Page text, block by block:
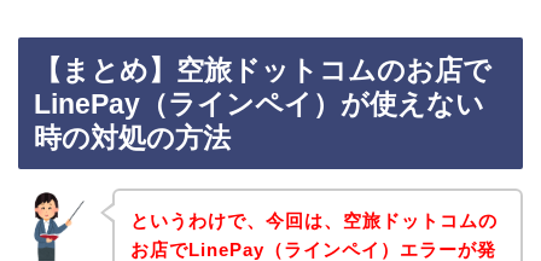
【まとめ】空旅ドットコムのお店で
LinePay（ラインペイ）が使えない
時の対処の方法
というわけで、今回は、空旅ドットコムの
お店でLinePay（ラインペイ）エラーが発